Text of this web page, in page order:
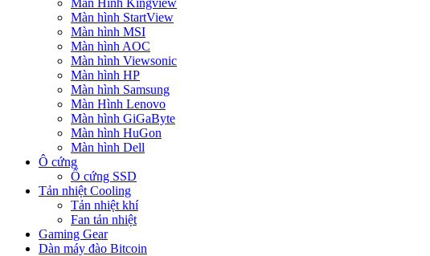
Màn Hình Kingview
Màn hình StartView
Màn hình MSI
Màn hình AOC
Màn hình Viewsonic
Màn hình HP
Màn hình Samsung
Màn Hình Lenovo
Màn hình GiGaByte
Màn hình HuGon
Màn hình Dell
Ô cứng
Ổ cứng SSD
Tản nhiệt Cooling
Tản nhiệt khí
Fan tản nhiệt
Gaming Gear
Dàn máy đào Bitcoin